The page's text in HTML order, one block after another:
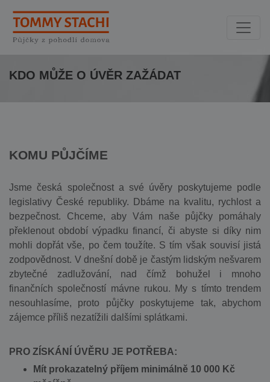
KDO MŮŽE O ÚVĚR ZAŽÁDAT
KOMU PŮJČÍME
Jsme česká společnost a své úvěry poskytujeme podle
legislativy České republiky. Dbáme na kvalitu, rychlost a
bezpečnost. Chceme, aby Vám naše půjčky pomáhaly
překlenout období výpadku financí, či abyste si díky nim
mohli dopřát vše, po čem toužíte. S tím však souvisí jistá
zodpovědnost. V dnešní době je častým lidským nešvarem
zbytečné zadlužování, nad čímž bohužel i mnoho
finančních společností mávne rukou. My s tímto trendem
nesouhlasíme, proto půjčky poskytujeme tak, abychom
zájemce příliš nezatížili dalšími splátkami.
PRO ZÍSKÁNÍ ÚVĚRU JE POTŘEBA:
Mít prokazatelný příjem minimálně 10 000 Kč